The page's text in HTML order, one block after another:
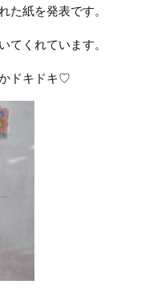
た紙を発表です。
てくれています。
ドキドキ♡